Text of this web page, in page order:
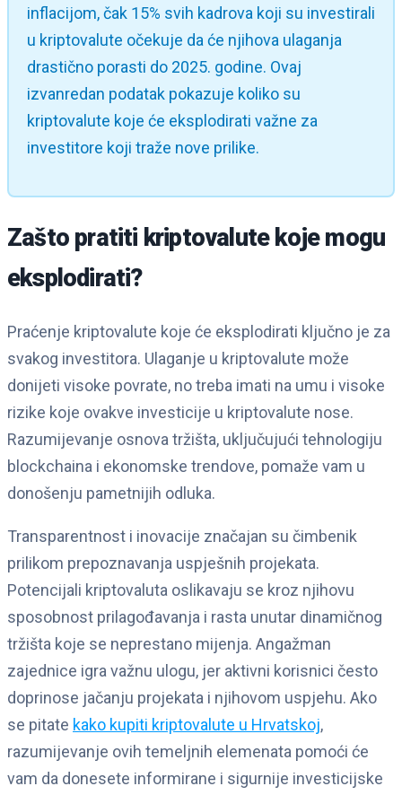
inflacijom, čak 15% svih kadrova koji su investirali
u kriptovalute očekuje da će njihova ulaganja
drastično porasti do 2025. godine. Ovaj
izvanredan podatak pokazuje koliko su
kriptovalute koje će eksplodirati važne za
investitore koji traže nove prilike.
Zašto pratiti kriptovalute koje mogu
eksplodirati?
Praćenje kriptovalute koje će eksplodirati ključno je za
svakog investitora. Ulaganje u kriptovalute može
donijeti visoke povrate, no treba imati na umu i visoke
rizike koje ovakve investicije u kriptovalute nose.
Razumijevanje osnova tržišta, uključujući tehnologiju
blockchaina i ekonomske trendove, pomaže vam u
donošenju pametnijih odluka.
Transparentnost i inovacije značajan su čimbenik
prilikom prepoznavanja uspješnih projekata.
Potencijali kriptovaluta oslikavaju se kroz njihovu
sposobnost prilagođavanja i rasta unutar dinamičnog
tržišta koje se neprestano mijenja. Angažman
zajednice igra važnu ulogu, jer aktivni korisnici često
doprinose jačanju projekata i njihovom uspjehu. Ako
se pitate kako kupiti kriptovalute u Hrvatskoj,
razumijevanje ovih temeljnih elemenata pomoći će
vam da donesete informirane i sigurnije investicijske